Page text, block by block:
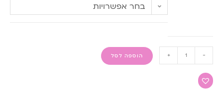
בחר אפשרויות
-
+ הוספה לסל